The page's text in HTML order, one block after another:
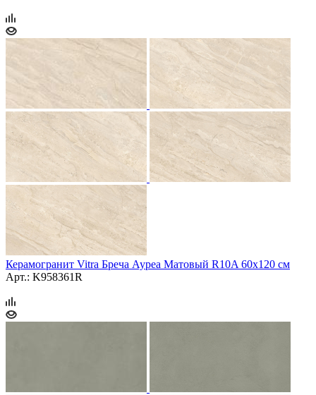
Керамогранит Vitra Бреча Ауреа Матовый R10A 60x120 см
Арт.: K958361R